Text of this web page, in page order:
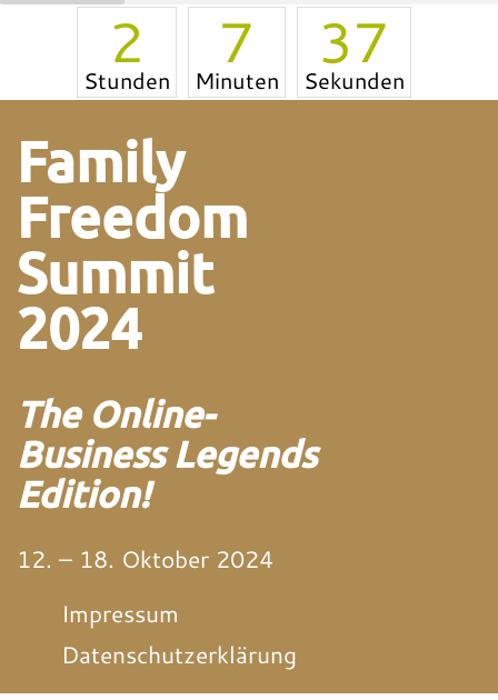
2
Stunden 7
Minuten 37
Sekunden
Family
Freedom
Summit
2024
The Online-
Business Legends
Edition!
12. – 18. Oktober 2024
Impressum
Datenschutzerklärung